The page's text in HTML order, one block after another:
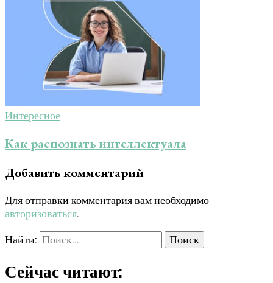
Интересное
Как распознать интеллектуала
Добавить комментарий
Для отправки комментария вам необходимо
авторизоваться.
Найти:
Сейчас читают: